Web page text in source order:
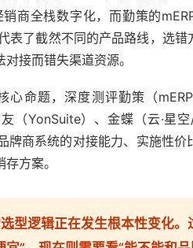
商全栈数字化，而勤策的
表了截然不同的产品路线，选错
接而错失渠道资源。
命题，深度测评勤策（
（YonSuite）、金蝶（云·星
商系统的对接能力、实施性价
方案。
型逻辑正在发生根本性变化。